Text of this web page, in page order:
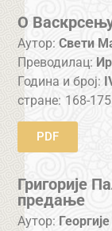
О
Аутор: Свети
Преводилац:
Година и број:
стране: 168-175
PDF
Григорије
предање
Аутор: